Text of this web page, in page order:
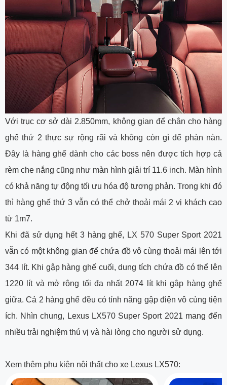
Với trục cơ sở dài 2.850mm, không gian để chân cho hàng
ghế thứ 2 thực sự rộng rãi và không còn gì để phàn nàn.
Đây là hàng ghế dành cho các boss nên được tích hợp cả
rèm che nắng cũng như màn hình giải trí 11.6 inch. Màn hình
có khả năng tự động tối ưu hóa độ tương phản. Trong khi đó
thì hàng ghế thứ 3 vẫn có thể chở thoải mái 2 vị khách cao
từ 1m7.
Khi đã sử dụng hết 3 hàng ghế, LX 570 Super Sport 2021
vẫn có một không gian để chứa đồ vô cùng thoải mái lên tới
344 lít. Khi gập hàng ghế cuối, dung tích chứa đồ có thể lên
1220 lít và mở rộng tối đa nhất 2074 lít khi gập hàng ghế
giữa. Cả 2 hàng ghế đều có tính năng gập điện vô cùng tiện
ích. Nhìn chung, Lexus LX570 Super Sport 2021 mang đến
nhiều trải nghiệm thú vị và hài lòng cho người sử dụng.
Xem thêm phụ kiện nội thất cho xe Lexus LX570: